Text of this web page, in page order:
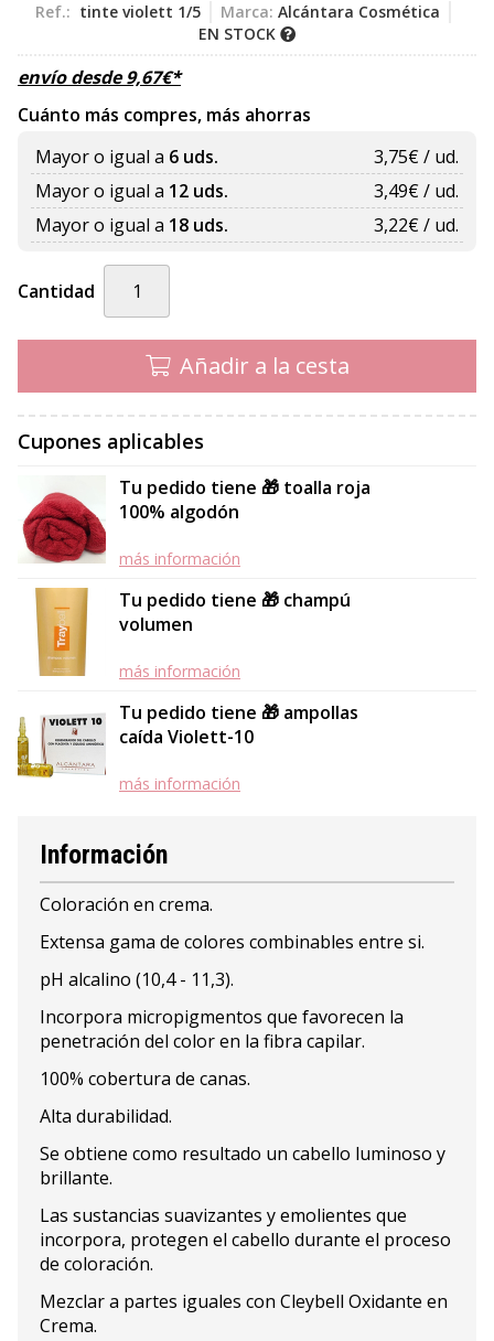
Ref.: tinte violett 1/5 Marca: Alcántara Cosmética
EN STOCK
envío desde9,67€*
Cuánto más compres, más ahorras
Mayor o igual a 6 uds. 3,75€ / ud.
Mayor o igual a 12 uds. 3,49€ / ud.
Mayor o igual a 18 uds. 3,22€ / ud.
Cantidad
Añadir a la cesta
Cupones aplicables
Tu pedido tiene 🎁 toalla roja
100% algodón
más información
Tu pedido tiene 🎁 champú
volumen
más información
Tu pedido tiene 🎁 ampollas
caída Violett-10
más información
Información
Coloración en crema.
Extensa gama de colores combinables entre si.
pH alcalino (10,4 - 11,3).
Incorpora micropigmentos que favorecen la
penetración del color en la fibra capilar.
100% cobertura de canas.
Alta durabilidad.
Se obtiene como resultado un cabello luminoso y
brillante.
Las sustancias suavizantes y emolientes que
incorpora, protegen el cabello durante el proceso
de coloración.
Mezclar a partes iguales con Cleybell Oxidante en
Crema.